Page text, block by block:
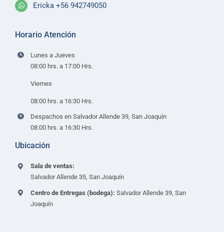
Ericka +56 942749050
Horario Atención
Lunes a Jueves
08:00 hrs. a 17:00 Hrs.
Viernes
08:00 hrs. a 16:30 Hrs.
Despachos en Salvador Allende 39, San Joaquín
08:00 hrs. a 16:30 Hrs.
Ubicación
Sala de ventas:
Salvador Allende 35, San Joaquín
Centro de Entregas (bodega): Salvador Allende 39, San
Joaquín